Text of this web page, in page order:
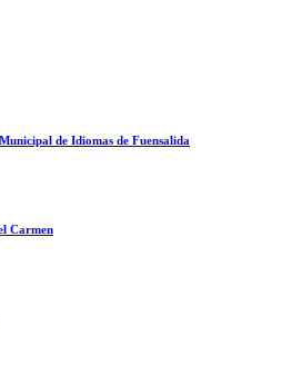
de Idiomas de Fuensalida
Carmen